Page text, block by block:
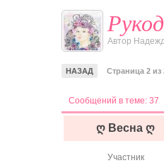
Автор
НАЗАД Страница 2 из
Сообщений в теме: 37
ღ Весна ღ
Участник